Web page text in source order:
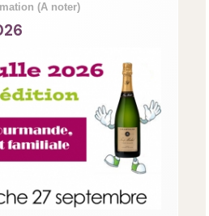
(A noter)